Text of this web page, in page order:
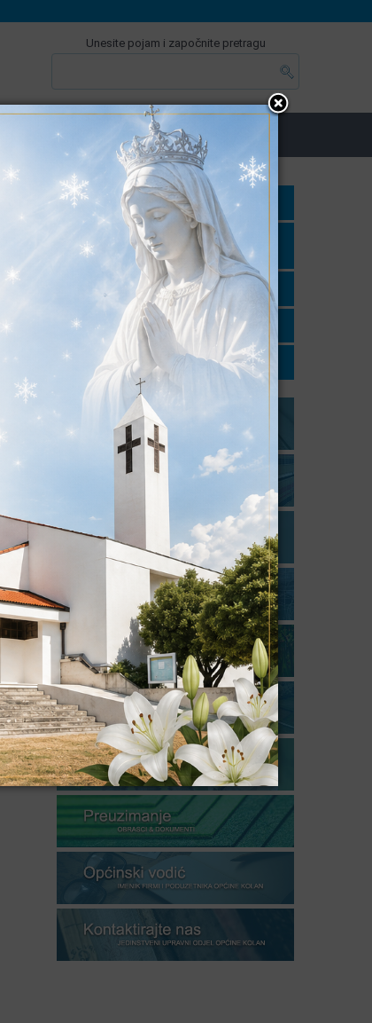
Unesite pojam i započnite pretragu
E-USLUGE & INFO LOKALNI IZBORI
PRORAČUN
FINANCIJSKI IZVJEŠTAJI I
IZVRŠENJA PRORAČUNA
PRIJEDLOG PRORAČUNA
PRORAČUN U MALOM
DONACIJE I SPONZORSTVA